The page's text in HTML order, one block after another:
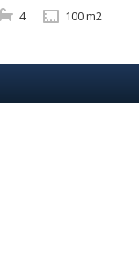
4 100 m2